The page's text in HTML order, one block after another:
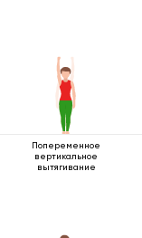
Попеременное
вертикальное
вытягивание